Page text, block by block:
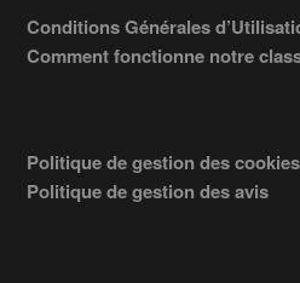
Conditions Générales
Comment fonctionne notre
Politique de gestion des cookies
Politique de gestion des avis